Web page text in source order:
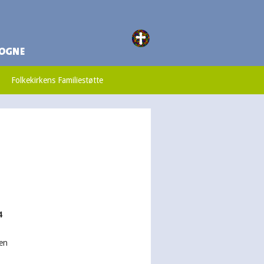
Folkekirkens Familiestøtte